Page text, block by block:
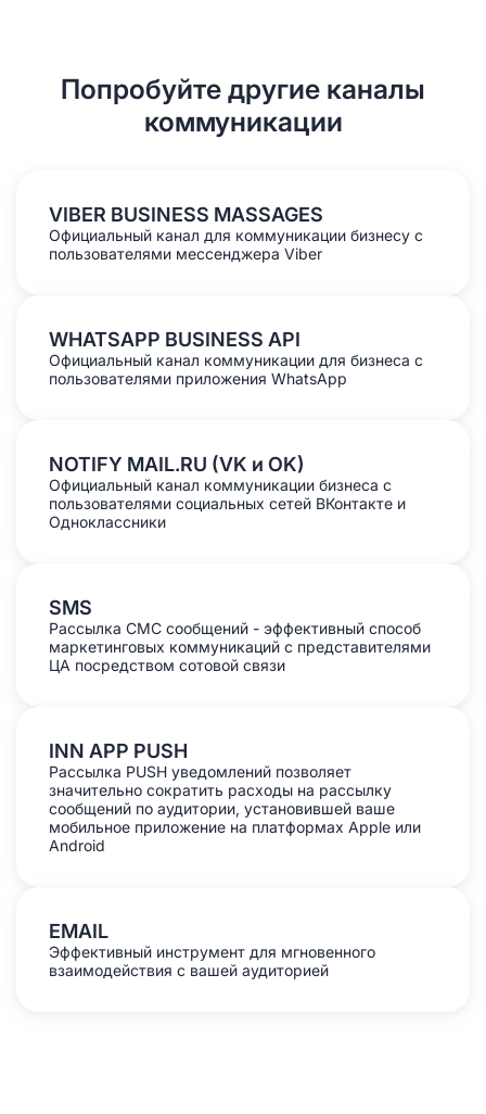
Попробуйте другие каналы
коммуникации
VIBER BUSINESS MASSAGES
Официальный канал для коммуникации бизнесу с
пользователями мессенджера Viber
WHATSAPP BUSINESS API
Официальный канал коммуникации для бизнеса с
пользователями приложения WhatsApp
NOTIFY MAIL.RU (VK и OK)
Официальный канал коммуникации бизнеса с
пользователями социальных сетей ВКонтакте и
Одноклассники
SMS
Рассылка СМС сообщений - эффективный способ
маркетинговых коммуникаций с представителями
ЦА посредством сотовой связи
INN APP PUSH
Рассылка PUSH уведомлений позволяет
значительно сократить расходы на рассылку
сообщений по аудитории, установившей ваше
мобильное приложение на платформах Apple или
Android
EMAIL
Эффективный инструмент для мгновенного
взаимодействия с вашей аудиторией